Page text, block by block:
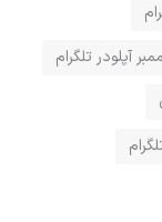
آپلودر تلگرام